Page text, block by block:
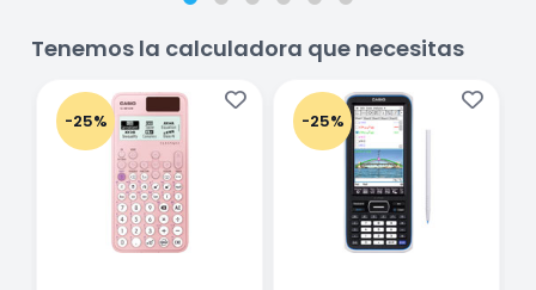
Tenemos la calculadora que necesitas
-25% -25%